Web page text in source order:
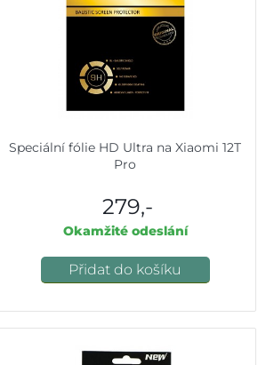
Speciální fólie HD Ultra na Xiaomi 12T
Pro
279,-
Okamžité odeslání
Přidat do košíku